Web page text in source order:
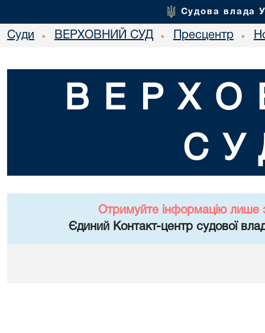
Судова влада
Суди • ВЕРХОВНИЙ СУД • Пресцентр •
Отримуйте інформацію лише
Єдиний Контакт-центр судової